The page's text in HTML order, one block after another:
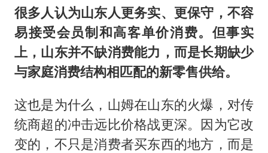
很多人认为山东人更务实、更保守，不容
易接受会员制和高客单价消费。但事实
上，山东并不缺消费能力，而是长期缺少
与家庭消费结构相匹配的新零售供给。
这也是为什么，山姆在山东的火爆，对传
统商超的冲击远比价格战更深。因为它改
变的，不只是消费者买东西的地方，而是